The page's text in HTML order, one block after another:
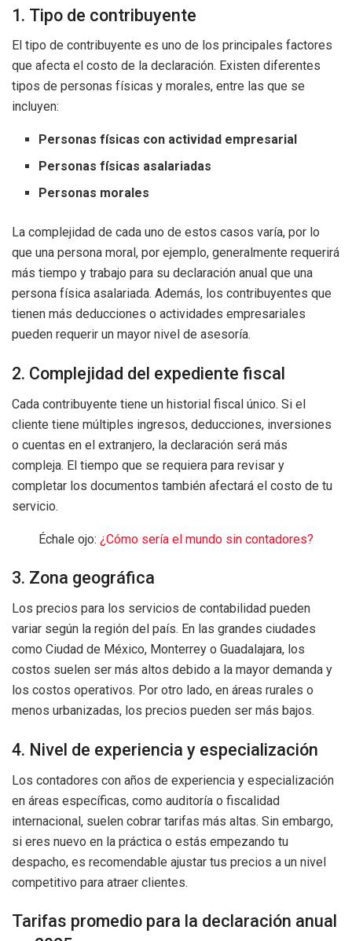
1. Tipo de contribuyente
El tipo de contribuyente es uno de los principales factores
que afecta el costo de la declaración. Existen diferentes
tipos de personas físicas y morales, entre las que se
incluyen:
Personas físicas con actividad empresarial
Personas físicas asalariadas
Personas morales
La complejidad de cada uno de estos casos varía, por lo
que una persona moral, por ejemplo, generalmente requerirá
más tiempo y trabajo para su declaración anual que una
persona física asalariada. Además, los contribuyentes que
tienen más deducciones o actividades empresariales
pueden requerir un mayor nivel de asesoría.
2. Complejidad del expediente fiscal
Cada contribuyente tiene un historial fiscal único. Si el
cliente tiene múltiples ingresos, deducciones, inversiones
o cuentas en el extranjero, la declaración será más
compleja. El tiempo que se requiera para revisar y
completar los documentos también afectará el costo de tu
servicio.
Échale ojo: ¿Cómo sería el mundo sin contadores?
3. Zona geográfica
Los precios para los servicios de contabilidad pueden
variar según la región del país. En las grandes ciudades
como Ciudad de México, Monterrey o Guadalajara, los
costos suelen ser más altos debido a la mayor demanda y
los costos operativos. Por otro lado, en áreas rurales o
menos urbanizadas, los precios pueden ser más bajos.
4. Nivel de experiencia y especialización
Los contadores con años de experiencia y especialización
en áreas específicas, como auditoría o fiscalidad
internacional, suelen cobrar tarifas más altas. Sin embargo,
si eres nuevo en la práctica o estás empezando tu
despacho, es recomendable ajustar tus precios a un nivel
competitivo para atraer clientes.
Tarifas promedio para la declaración anual